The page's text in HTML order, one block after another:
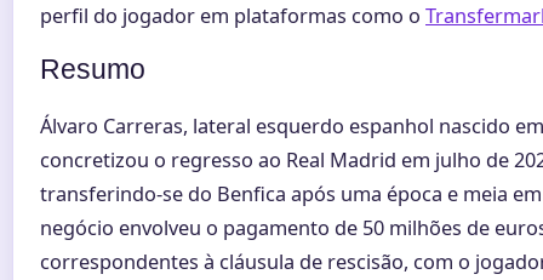
perfil do jogador em plataformas como o
Resumo
Álvaro Carreras, lateral esquerdo espanhol nascido
concretizou o regresso ao Real Madrid em julho de
transferindo-se do Benfica após uma época e meia
negócio envolveu o pagamento de 50 milhões de
correspondentes à cláusula de rescisão, com o